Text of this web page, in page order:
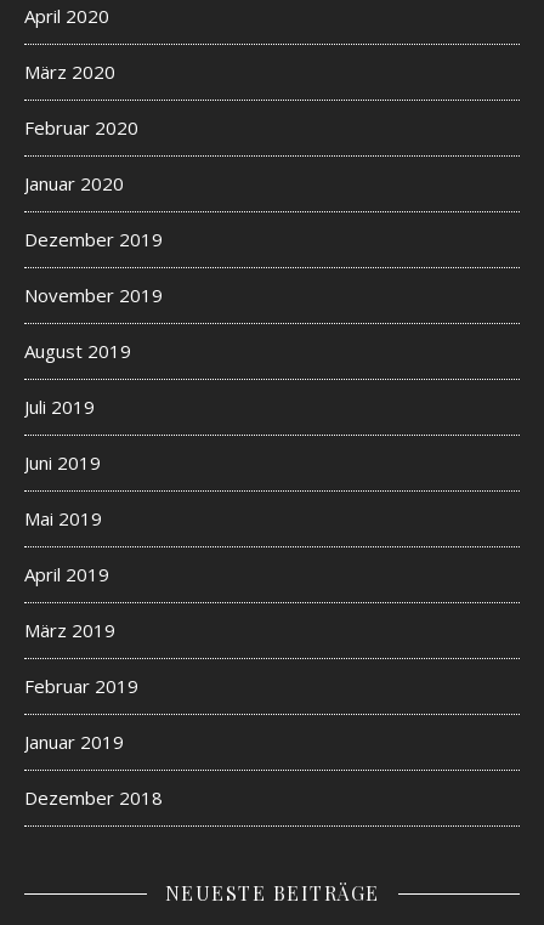
April 2020
März 2020
Februar 2020
Januar 2020
Dezember 2019
November 2019
August 2019
Juli 2019
Juni 2019
Mai 2019
April 2019
März 2019
Februar 2019
Januar 2019
Dezember 2018
NEUESTE BEITRÄGE